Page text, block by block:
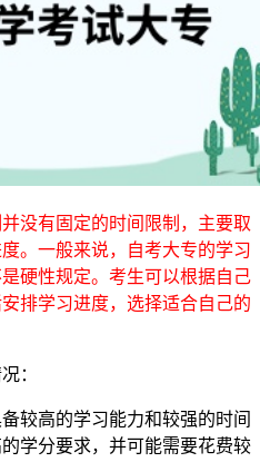
有固定的时间限制，主要取
。一般来说，自考大专的学习
硬性规定。考生可以根据自己
排学习进度，选择适合自己的
：
高的学习能力和较强的时间
学分要求，并可能需要花费较